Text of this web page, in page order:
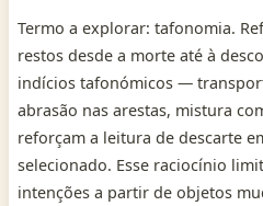
Termo a explorar: tafonomia.
restos desde a morte até à
indícios tafonómicos —
abrasão nas arestas, mistura
reforçam a leitura de descarte
selecionado. Esse raciocínio
intenções a partir de objetos